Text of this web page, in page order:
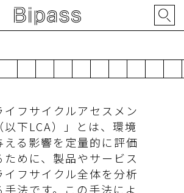
イフサイクルアセスメン
以下LCA）」とは、環境
える影響を定量的に評価
ために、製品やサービス
イフサイクル全体を分析
手法です。この手法によ